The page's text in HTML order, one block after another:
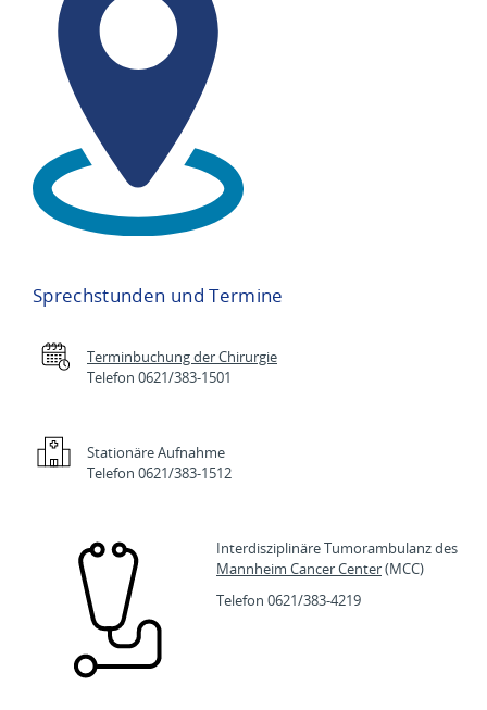
Sprechstunden und Termine
Terminbuchung der Chirurgie
Telefon 0621/383-1501
Stationäre Aufnahme
Telefon 0621/383-1512
Interdisziplinäre Tumorambulanz des
Mannheim Cancer Center(MCC)
Telefon 0621/383-4219